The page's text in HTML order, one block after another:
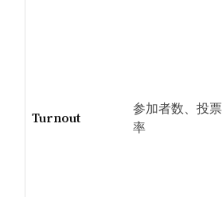
Turnout
参加者数、投票
率